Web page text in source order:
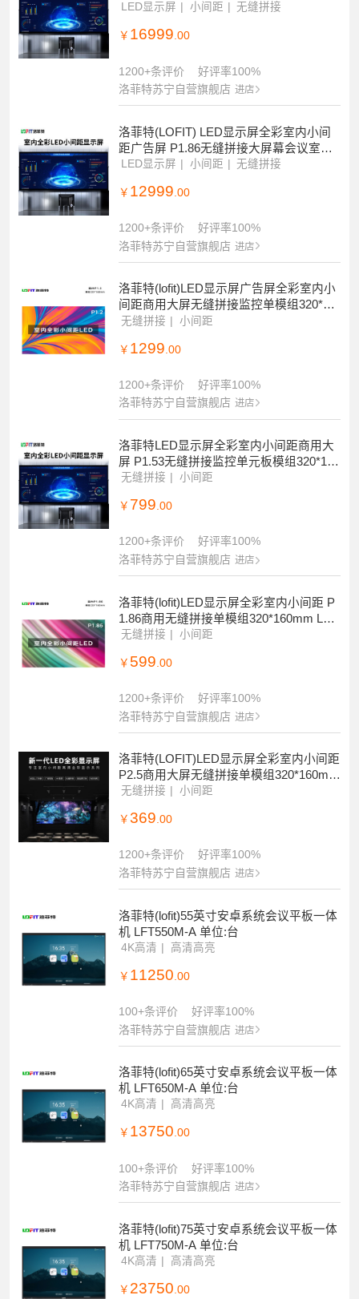
子屏整包套装 LFT-JW15
LED显示屏 小间距 无缝拼接
￥ 16999.00
1200+条评价
好评率100%
洛菲特苏宁自营旗舰店 进店
洛菲特(LOFIT) LED显示屏全彩室内小间
距广告屏 P1.86无缝拼接大屏幕会议室电
子屏整包套装 LFT-JW18
LED显示屏 小间距 无缝拼接
￥ 12999 .00
1200+条评价
好评率100%
洛菲特苏宁自营旗舰店 进店
洛菲特(lofit)LED显示屏广告屏全彩室内小
间距商用大屏无缝拼接监控单模组320*16
0mm LFT-JW12D1M
无缝拼接 小间距
￥ 1299 .00
1200+条评价
好评率100%
洛菲特苏宁自营旗舰店 进店
洛菲特LED显示屏全彩室内小间距商用大
屏 P1.53无缝拼接监控单元板模组320*160
mm LFT-JW15D1M
无缝拼接 小间距
￥ 799.00
1200+条评价
好评率100%
洛菲特苏宁自营旗舰店 进店
洛菲特(lofit)LED显示屏全彩室内小间距 P
1.86商用无缝拼接单模组320*160mm LFT-
JW18D1M
无缝拼接 小间距
￥ 599 .00
1200+条评价
好评率100%
洛菲特苏宁自营旗舰店 进店
洛菲特(LOFIT)LED显示屏全彩室内小间距
P2.5商用大屏无缝拼接单模组320*160mm
LFT-JW25D1M
无缝拼接 小间距
￥ 369.00
1200+条评价
好评率100%
洛菲特苏宁自营旗舰店 进店
洛菲特(lofit)55英寸安卓系统会议平板一体
机 LFT550M-A 单位:台
4K高清 高清高亮
￥ 11250 .00
100+条评价
好评率100%
洛菲特苏宁自营旗舰店 进店
洛菲特(lofit)65英寸安卓系统会议平板一体
机 LFT650M-A 单位:台
4K高清 高清高亮
￥ 13750.00
100+条评价
好评率100%
洛菲特苏宁自营旗舰店 进店
洛菲特(lofit)75英寸安卓系统会议平板一体
机 LFT750M-A 单位:台
4K高清 高清高亮
￥ 23750.00